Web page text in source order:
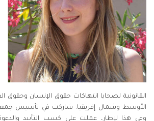
القانونية لضحايا انتهاكات حقوق الإنسان
الأوسط وشمال إفريقيا. شاركت في تأسيس
وفي هذا لإطار، عملت على كسب التأييد